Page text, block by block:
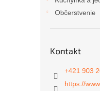
Občerstvenie
Kontakt
+421 903
https://